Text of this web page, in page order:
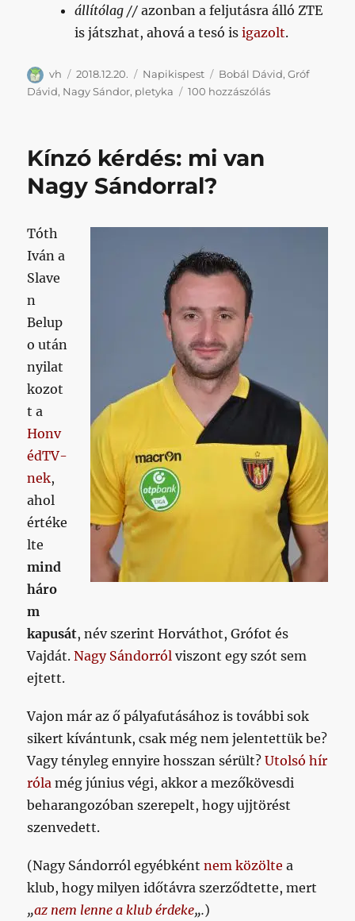
állítólag //azonban a feljutásra álló ZTE
is játszhat, ahová a tesó isigazolt.
Szerző
vh Közzétéve
2018.12.20. Kategória
Napikispest Címke
Bobál Dávid,Gróf
Dávid, Nagy Sándor, pletyka 100 hozzászólásNapikispest
Kínzó kérdés: mi van
Nagy Sándorral?
Tóth
Iván a
Slave
n
Belup
o után
nyilat
kozot
t a
Honv
édTV-
nek,
ahol
értéke
lte
mind
háro
m
kapusát, név szerint Horváthot, Grófot és
Vajdát.Nagy Sándorról viszont egy szót sem
ejtett.
Vajon már az ő pályafutásához is további sok
sikert kívántunk, csak még nem jelentettük be?
Vagy tényleg ennyire hosszan sérült?Utolsó hír
róla még június végi, akkor a mezőkövesdi
beharangozóban szerepelt, hogy ujjtörést
szenvedett.
(Nagy Sándorról egyébkéntnem közölte a
klub, hogy milyen időtávra szerződtette, mert
„az nem lenne a klub érdeke„.)